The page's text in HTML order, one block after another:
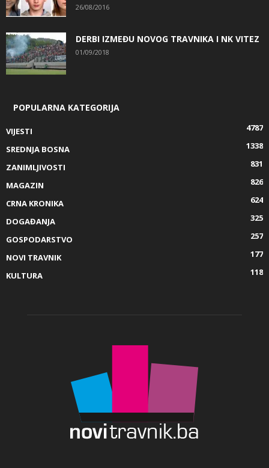
26/08/2016
DERBI IZMEĐU NOVOG TRAVNIKA I NK VITEZ
01/09/2018
POPULARNA KATEGORIJA
VIJESTI
4787
SREDNJA BOSNA
1338
ZANIMLJIVOSTI
831
MAGAZIN
826
CRNA KRONIKA
624
DOGAĐANJA
325
GOSPODARSTVO
257
NOVI TRAVNIK
177
KULTURA
118